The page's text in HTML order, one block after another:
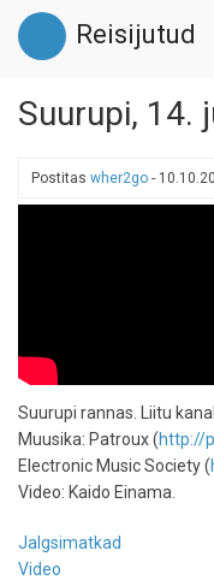
Liigu
edasi
põhisisu
Reisijutud
Suurupi, 14.
Postitas wher2go -
Suurupi rannas. Liitu
Muusika: Patroux (http://
Electronic Music Society (
Video: Kaido Einama.
Jalgsimatkad
Video